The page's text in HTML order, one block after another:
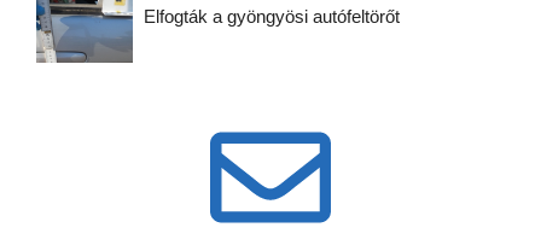
Elfogták a gyöngyösi autófeltörőt